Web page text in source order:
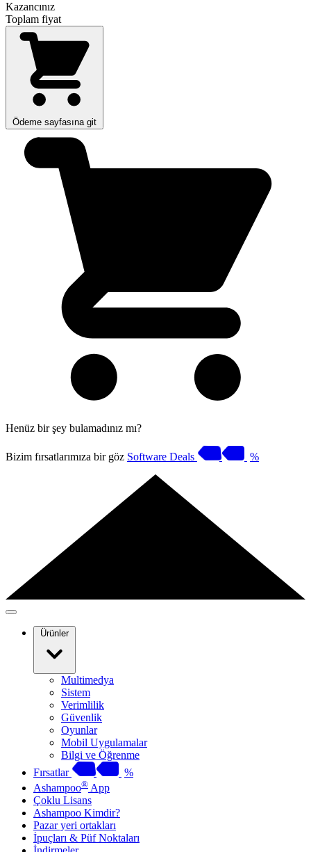
Kazancınız
Toplam fiyat
Ödeme sayfasına git
Henüz bir şey bulamadınız mı?
Bizim fırsatlarımıza bir göz Software Deals %
Ürünler
Multimedya
Sistem
Verimlilik
Güvenlik
Oyunlar
Mobil Uygulamalar
Bilgi ve Öğrenme
Fırsatlar
%
Ashampoo® App
Çoklu Lisans
Ashampoo Kimdir?
Pazar yeri ortakları
İpuçları & Püf Noktaları